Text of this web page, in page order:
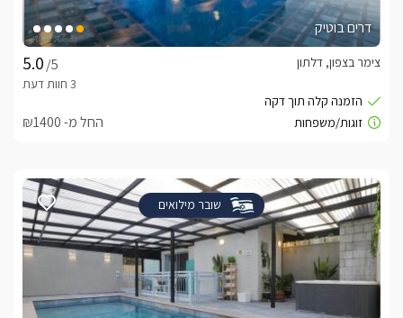
דרים בוטיק
/5
צימר בצפון, דלתון
החל מ- ₪1400
שובר מילואים